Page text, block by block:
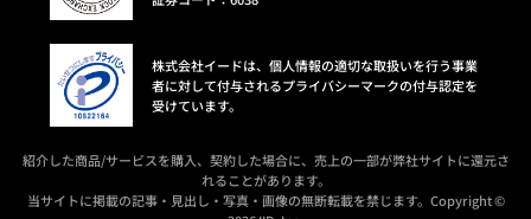
株式会社イードは、個人情報の適切な取扱いを行う事業
者に対して付与されるプライバシーマークの付与認定を
受けています。
紹介した商品/サービスを購入、契約した場合に、売上の一部が弊社サイトに還元さ
れることがあります。
当サイトに掲載の記事・見出し・写真・画像の無断転載を禁じます。Copyright ©